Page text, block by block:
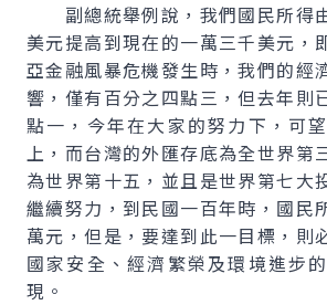
副總統舉例說，我們國民所得
美元提高到現在的一萬三千美元，
亞金融風暴危機發生時，我們的經
響，僅有百分之四點三，但去年則
點一，今年在大家的努力下，可
上，而台灣的外匯存底為全世界第
為世界第十五，並且是世界第七大
繼續努力，到民國一百年時，國民
萬元，但是，要達到此一目標，則
國家安全、經濟繁榮及環境進步
現。